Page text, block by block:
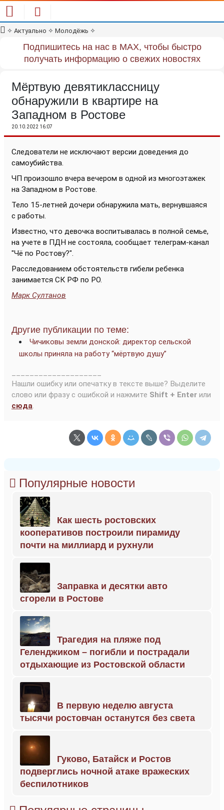
✧ Актуально ✧ Молодёжь ✧
Подпишитесь на нас в MAX, чтобы быстро
получать информацию о свежих новостях
Мёртвую девятиклассницу
обнаружили в квартире на
Западном в Ростове
20.10.2022 16:07
Следователи не исключают версии доведения до
самоубийства.
ЧП произошло вчера вечером в одной из многоэтажек
на Западном в Ростове.
Тело 15-летней дочери обнаружила мать, вернувшаяся
с работы.
Известно, что девочка воспитывалась в полной семье,
на учете в ПДН не состояла, сообщает телеграм-канал
"Чё по Ростову?".
Расследованием обстоятельств гибели ребенка
занимается СК РФ по РО.
Марк Султанов
Другие публикации по теме:
Чичиковы земли донской: директор сельской
школы приняла на работу “мёртвую душу”
Нашли ошибку или опечатку в тексте выше? Выделите
слово или фразу с ошибкой и нажмите Shift + Enter или
сюда.
Популярные новости
Как шесть ростовских
кооперативов построили пирамиду
почти на миллиард и рухнули
Заправка и десятки авто
сгорели в Ростове
Трагедия на пляже под
Геленджиком – погибли и пострадали
отдыхающие из Ростовской области
В первую неделю августа
тысячи ростовчан останутся без света
Гуково, Батайск и Ростов
подверглись ночной атаке вражеских
беспилотников